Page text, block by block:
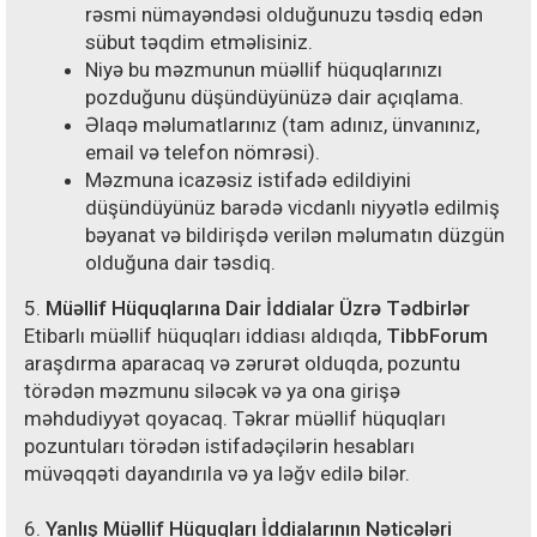
rəsmi nümayəndəsi olduğunuzu təsdiq edən
sübut təqdim etməlisiniz.
Niyə bu məzmunun müəllif hüquqlarınızı
pozduğunu düşündüyünüzə dair açıqlama.
Əlaqə məlumatlarınız (tam adınız, ünvanınız,
email və telefon nömrəsi).
Məzmuna icazəsiz istifadə edildiyini
düşündüyünüz barədə vicdanlı niyyətlə edilmiş
bəyanat və bildirişdə verilən məlumatın düzgün
olduğuna dair təsdiq.
5. Müəllif Hüquqlarına Dair İddialar Üzrə Tədbirlər
Etibarlı müəllif hüquqları iddiası aldıqda, TibbForum
araşdırma aparacaq və zərurət olduqda, pozuntu
törədən məzmunu siləcək və ya ona girişə
məhdudiyyət qoyacaq. Təkrar müəllif hüquqları
pozuntuları törədən istifadəçilərin hesabları
müvəqqəti dayandırıla və ya ləğv edilə bilər.
6. Yanlış Müəllif Hüquqları İddialarının Nəticələri